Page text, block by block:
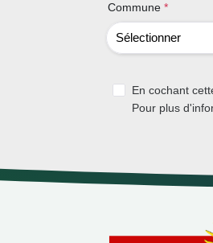
Commune *
Sélectionner
En cochant
Pour plus